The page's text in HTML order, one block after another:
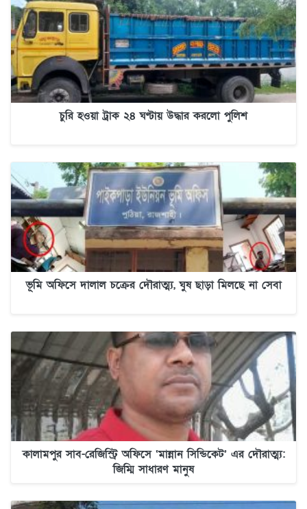
চুরি হওয়া ট্রাক ২৪ ঘণ্টায় উদ্ধার করলো পুলিশ
ভূমি অফিসে দালাল চক্রের দৌরাত্ম্য, ঘুষ ছাড়া মিলছে না সেবা
কালামপুর সাব-রেজিস্ট্রি অফিসে ‘মান্নান সিন্ডিকেট’ এর দৌরাত্ম্য:
জিম্মি সাধারণ মানুষ